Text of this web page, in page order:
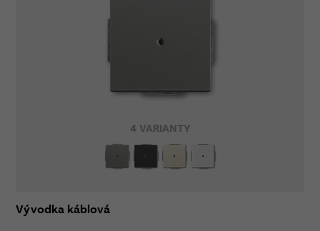
4 VARIANTY
Vývodka káblová